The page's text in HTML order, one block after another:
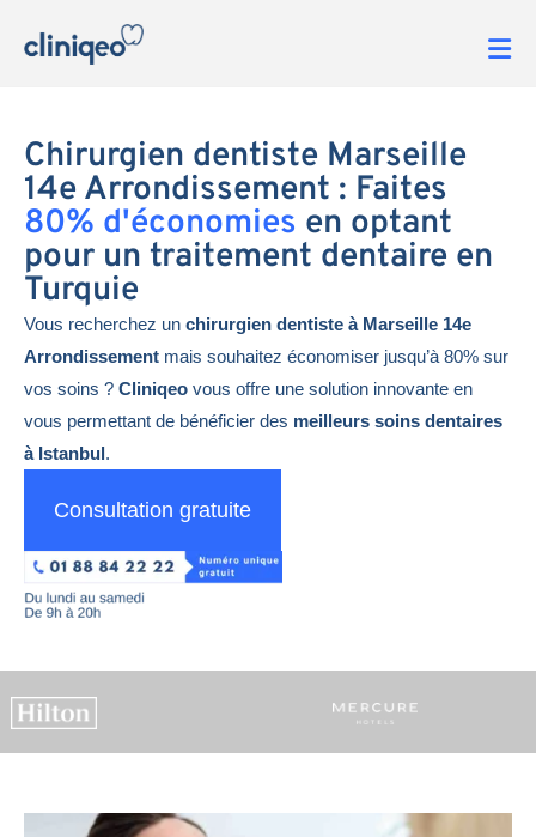
Chirurgien dentiste Marseille
14e Arrondissement : Faites
80% d'économies en optant
pour un traitement dentaire en
Turquie
Vous recherchez un chirurgien dentiste à Marseille 14e
Arrondissement mais souhaitez économiser jusqu’à 80% sur
vos soins ? Cliniqeo vous offre une solution innovante en
vous permettant de bénéficier des meilleurs soins dentaires
à Istanbul.
Consultation gratuite